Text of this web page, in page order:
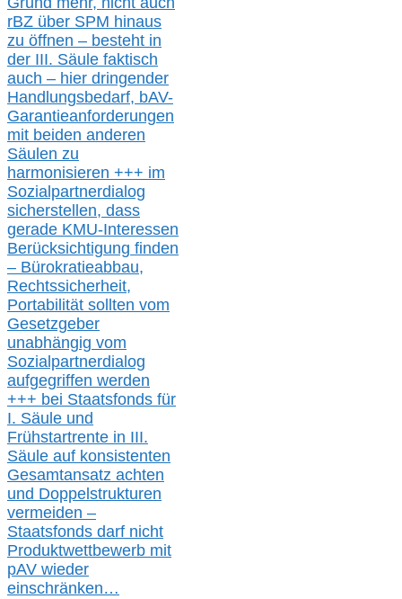
rBZ über SPM hinaus
zu öffnen – besteht in
der III. Säule faktisch
auch – hier dringender
Handlungsbedarf, bAV-
Garantieanforderungen
mit beiden anderen
Säulen zu
harmonisieren +++ im
Sozialpartnerdialog
sicherstellen, dass
gerade KMU-Interessen
Berücksichtigung finden
– Bürokratieabbau,
Rechtssicherheit,
Portabilität sollten vom
Gesetzgeber
unabhängig vom
Sozialpartnerdialog
aufgegriffen werden
+++ bei Staatsfonds für
I. Säule und
Frühstartrente in III.
Säule auf konsistenten
Gesamtansatz achten
und Doppelstrukturen
vermeiden –
Staatsfonds darf nicht
Produktwettbewerb mit
pAV wieder
einschränken…